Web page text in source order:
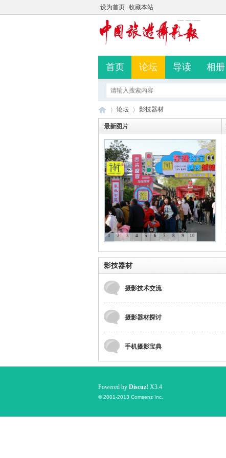
设为首页 收藏本站
首页 论坛 导读 相册
国
»
论坛
›
影技器材
最新图片
1 2 3 4 5 6 7 8 9 10
影技器材
摄影技术交流
摄影器材探讨
手机摄影宝典
Powered by Discuz! X3.4
© 2001-2013 Comsenz Inc.